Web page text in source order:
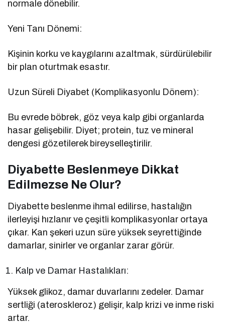
normale dönebilir.
Yeni Tanı Dönemi:
Kişinin korku ve kaygılarını azaltmak, sürdürülebilir
bir plan oturtmak esastır.
Uzun Süreli Diyabet (Komplikasyonlu Dönem):
Bu evrede böbrek, göz veya kalp gibi organlarda
hasar gelişebilir. Diyet; protein, tuz ve mineral
dengesi gözetilerek bireyselleştirilir.
Diyabette Beslenmeye Dikkat
Edilmezse Ne Olur?
Diyabette beslenme ihmal edilirse, hastalığın
ilerleyişi hızlanır ve çeşitli komplikasyonlar ortaya
çıkar. Kan şekeri uzun süre yüksek seyrettiğinde
damarlar, sinirler ve organlar zarar görür.
Kalp ve Damar Hastalıkları:
Yüksek glikoz, damar duvarlarını zedeler. Damar
sertliği (ateroskleroz) gelişir, kalp krizi ve inme riski
artar.